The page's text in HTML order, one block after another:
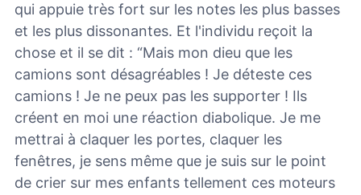
qui appuie très fort sur les notes les plus basses
et les plus dissonantes. Et l'individu reçoit la
chose et il se dit : “Mais mon dieu que les
camions sont désagréables ! Je déteste ces
camions ! Je ne peux pas les supporter ! Ils
créent en moi une réaction diabolique. Je me
mettrai à claquer les portes, claquer les
fenêtres, je sens même que je suis sur le point
de crier sur mes enfants tellement ces moteurs